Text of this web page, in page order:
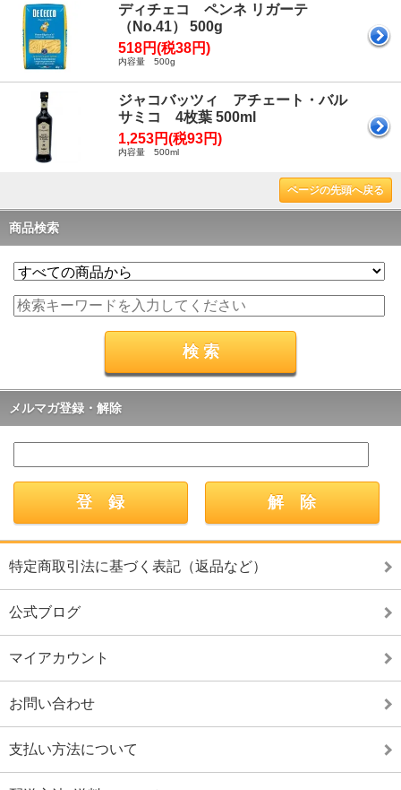
ディチェコ ペンネ リガーテ
（No.41） 500g
518円(税38円)
内容量 500g
ジャコバッツィ アチェート・バル
サミコ 4枚葉 500ml
1,253円(税93円)
内容量 500ml
ページの先頭へ戻る
商品検索
メルマガ登録・解除
特定商取引法に基づく表記（返品など）
公式ブログ
マイアカウント
お問い合わせ
支払い方法について